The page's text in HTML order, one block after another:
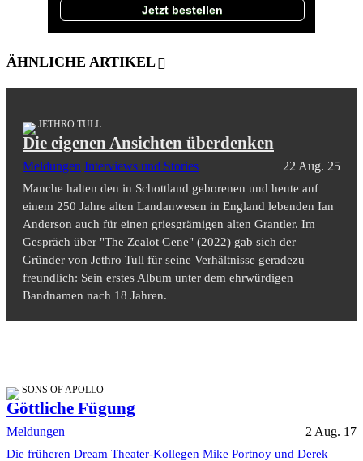
Jetzt bestellen
ÄHNLICHE ARTIKEL
JETHRO TULL
Die eigenen Ansichten überdenken
Meldungen Interviews und Stories 22 Aug. 25
Manche halten den in Schottland geborenen und heute auf
einem 250 Jahre alten Landanwesen in England lebenden Ian
Anderson auch für einen griesgrämigen alten Grantler. Im
Gespräch über "The Zealot Gene" (2022) gab sich der
Gründer von Jethro Tull für seine Verhältnisse geradezu
freundlich: Sein erstes Album unter dem ehrwürdigen
Bandnamen nach 18 Jahren.
SONS OF APOLLO
Göttliche Fügung
Meldungen 2 Aug. 17
Die früheren Dream Theater-Kollegen Mike Portnoy und Derek